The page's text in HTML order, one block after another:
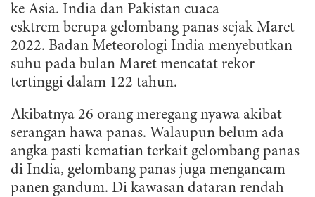
ke Asia. India dan Pakistan cuaca
esktrem berupa gelombang panas sejak Maret
2022. Badan Meteorologi India menyebutkan
suhu pada bulan Maret mencatat rekor
tertinggi dalam 122 tahun.
Akibatnya 26 orang meregang nyawa akibat
serangan hawa panas. Walaupun belum ada
angka pasti kematian terkait gelombang panas
di India, gelombang panas juga mengancam
panen gandum. Di kawasan dataran rendah